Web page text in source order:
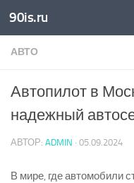
Skip to content
90is.ru
АВТО
Автопилот в
надежный
АВТОР: ADMIN · 05.09.2024
В мире, где автомобили